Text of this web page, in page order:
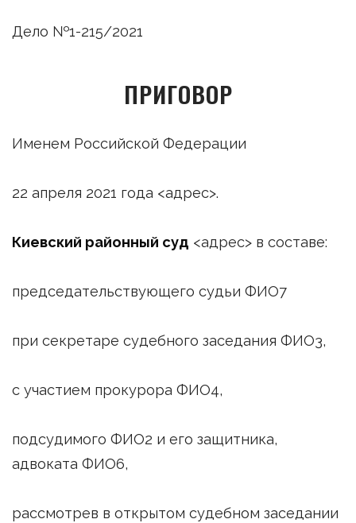
Дело №1-215/2021
ПРИГОВОР
Именем Российской Федерации
22 апреля 2021 года <адрес>.
Киевский районный суд <адрес> в составе:
председательствующего судьи ФИО7
при секретаре судебного заседания ФИО3,
с участием прокурора ФИО4,
подсудимого ФИО2 и его защитника,
адвоката ФИО6,
рассмотрев в открытом судебном заседании